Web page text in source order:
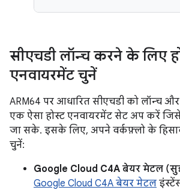
सीएचडी लॉन्च करने के लिए
एनवायरमेंट चुनें
ARM64 पर आधारित सीएचडी को लॉन्च
एक ऐसा होस्ट एनवायरमेंट सेट अप करें
जा सके. इसके लिए, अपने वर्कफ़्लो के
चुनें:
Google Cloud C4A बेयर मेटल
Google Cloud C4A बेयर मेटल